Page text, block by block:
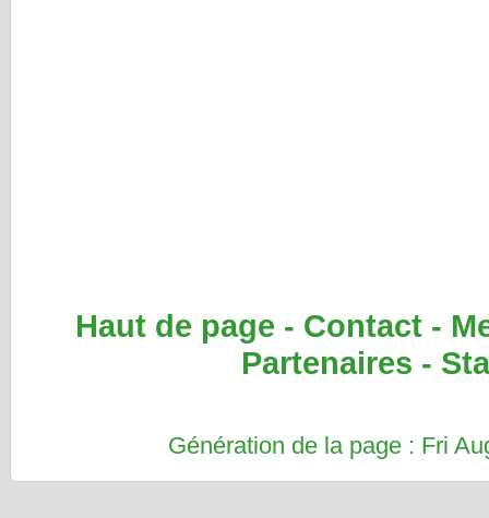
Haut de page - Contact -
Partenaires -
Génération de la page : Fri